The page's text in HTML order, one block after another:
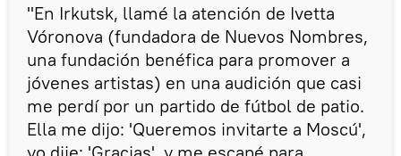
"En Irkutsk, llamé la atención de Ivetta
Vóronova (fundadora de Nuevos Nombres,
una fundación benéfica para promover a
jóvenes artistas) en una audición que casi
me perdí por un partido de fútbol de patio.
Ella me dijo: 'Queremos invitarte a Moscú',